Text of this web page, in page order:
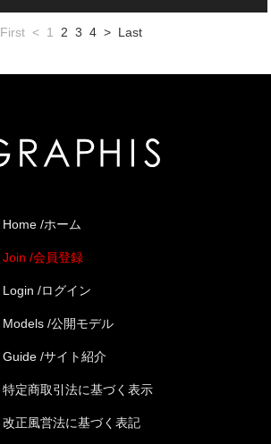
First < 1 2 3 4 > Last
Home /ホーム
Join /会員登録
Login /ログイン
Models /公開モデル
Guide /サイト紹介
特定商取引法に基づく表示
改正風営法に基づく表記